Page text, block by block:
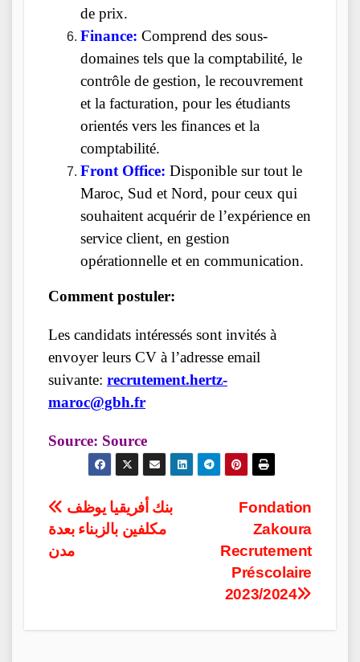
de prix.
Finance: Comprend des sous-
domaines tels que la comptabilité, le
contrôle de gestion, le recouvrement
et la facturation, pour les étudiants
orientés vers les finances et la
comptabilité.
Front Office: Disponible sur tout le
Maroc, Sud et Nord, pour ceux qui
souhaitent acquérir de l’expérience en
service client, en gestion
opérationnelle et en communication.
Comment postuler:
Les candidats intéressés sont invités à
envoyer leurs CV à l’adresse email
suivante: recrutement.hertz-
maroc@gbh.fr
Source: Source
Post
navigation
Fondation
Zakoura
Recrutement
Préscolaire
2023/2024
مكلفين بالزبناء بعدة
مدن